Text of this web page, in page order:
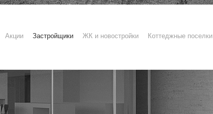
Акции Застройщики ЖК и новостройки Коттеджные поселки